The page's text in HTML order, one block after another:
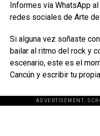
Informes vía WhatsApp
redes sociales de Arte de
Si alguna vez soñaste
bailar al ritmo del rock y
escenario, este es el
Cancún y escribir tu
ADVERTISEMENT.